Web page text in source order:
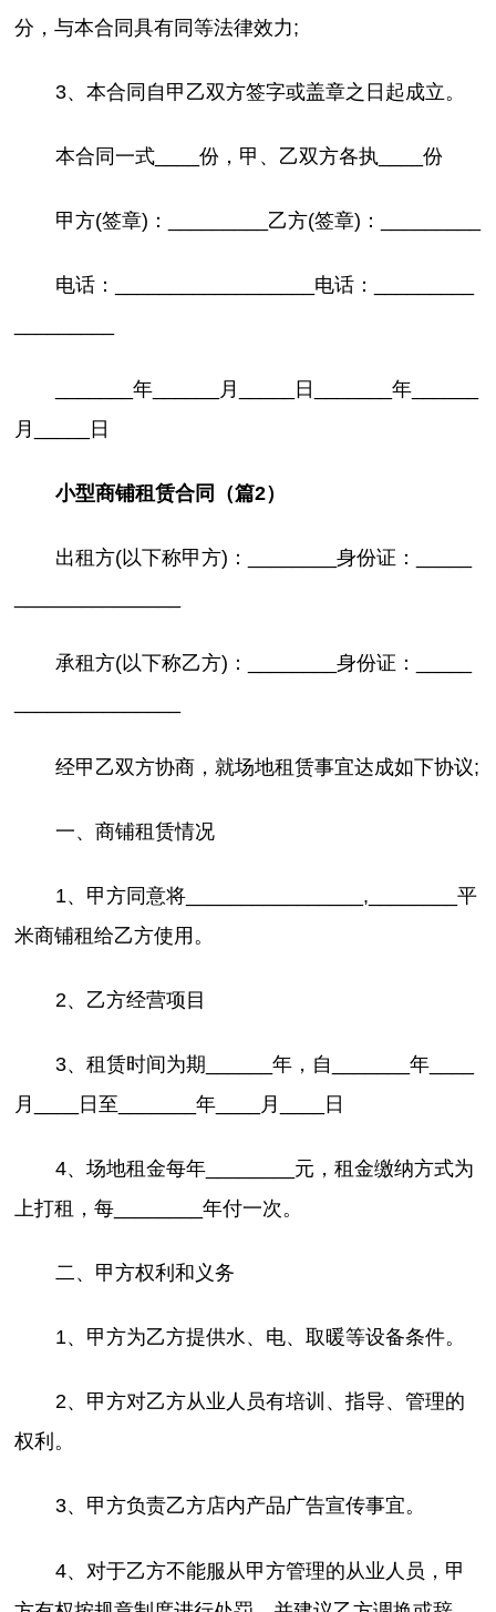
分，与本合同具有同等法律效力;
3、本合同自甲乙双方签字或盖章之日起成立。
本合同一式____份，甲、乙双方各执____份
甲方(签章)：_________乙方(签章)：_________
电话：__________________电话：_________
_______年______月_____日_______年______
月_____日
小型商铺租赁合同（篇2）
出租方(以下称甲方)：________身份证：_____
承租方(以下称乙方)：________身份证：_____
经甲乙双方协商，就场地租赁事宜达成如下协议;
一、商铺租赁情况
1、甲方同意将________________,________平
米商铺租给乙方使用。
2、乙方经营项目
3、租赁时间为期______年，自_______年____
月____日至_______年____月____日
4、场地租金每年________元，租金缴纳方式为
上打租，每________年付一次。
二、甲方权利和义务
1、甲方为乙方提供水、电、取暖等设备条件。
2、甲方对乙方从业人员有培训、指导、管理的
权利。
3、甲方负责乙方店内产品广告宣传事宜。
4、对于乙方不能服从甲方管理的从业人员，甲